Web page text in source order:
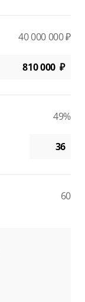
40 000 000 ₽
49%
60